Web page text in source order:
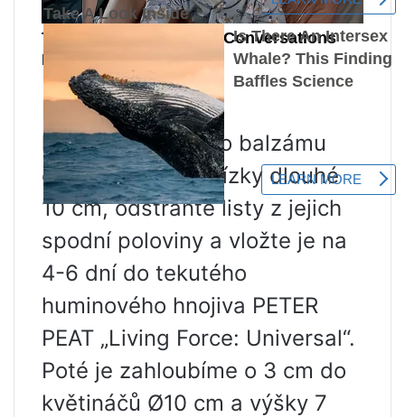
Reprodukce
Řezy.Z dospělého balzámu
odřízněte vrchní řízky dlouhé
10 cm, odstraňte listy z jejich
spodní poloviny a vložte je na
4-6 dní do tekutého
huminového hnojiva PETER
PEAT „Living Force: Universal“.
Poté je zahloubíme o 3 cm do
květináčů Ø10 cm a výšky 7